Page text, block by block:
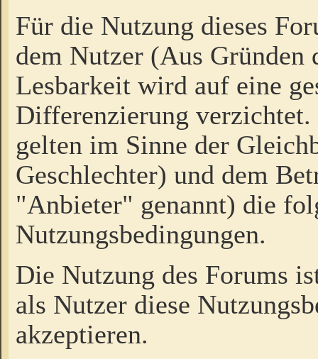
Für die Nutzung dieses
dem Nutzer (Aus Gründen
Lesbarkeit wird auf eine
Differenzierung
gelten im Sinne der
Geschlechter) und dem
"Anbieter" genannt) die
Nutzungsbedingungen.
Die Nutzung des Forums
als Nutzer diese
akzeptieren.